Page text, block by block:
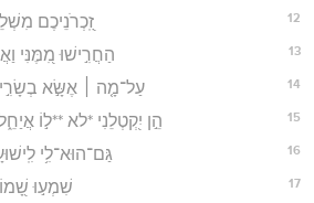
12 זִֽ֭כְרֹנֵיכֶם
13 הַחֲרִ֣ישׁוּ מִ֭מֶּנִּי
14 עַל־מָ֤ה ׀ אֶשָּׂ֣א בְשָׂרִ֣י
15 הֵ֣ן יִ֭קְטְלֵנִי *לא **ל֣וֹ
16 גַּם־הוּא־לִ֥י
17 שִׁמְע֣וּ